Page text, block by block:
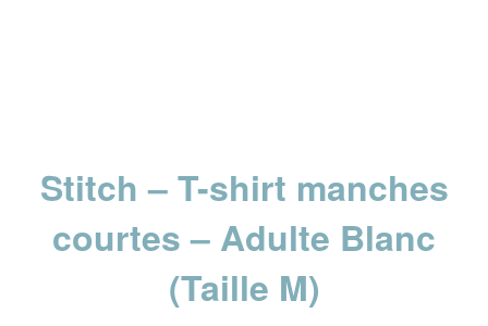
Stitch – T-shirt manches
courtes – Adulte Blanc
(Taille M)